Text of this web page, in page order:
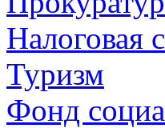
Налоговая
Туризм
Фонд